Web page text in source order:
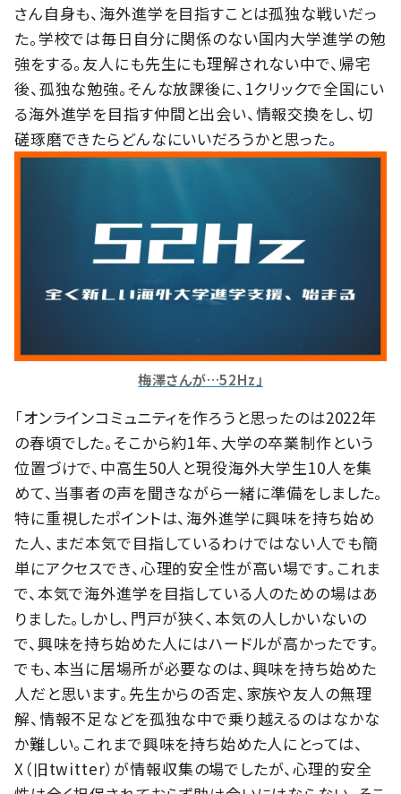
さん自身も、海外進学を目指すことは孤独な戦いだっ
た。学校では毎日自分に関係のない国内大学進学の勉
強をする。友人にも先生にも理解されない中で、帰宅
後、孤独な勉強。そんな放課後に、1クリックで全国にい
る海外進学を目指す仲間と出会い、情報交換をし、切
磋琢磨できたらどんなにいいだろうかと思った。
梅澤さんが…52Hz」
「オンラインコミュニティを作ろうと思ったのは2022年
の春頃でした。そこから約1年、大学の卒業制作という
位置づけで、中高生50人と現役海外大学生10人を集
めて、当事者の声を聞きながら一緒に準備をしました。
特に重視したポイントは、海外進学に興味を持ち始め
た人、まだ本気で目指しているわけではない人でも簡
単にアクセスでき、心理的安全性が高い場です。これま
で、本気で海外進学を目指している人のための場はあ
りました。しかし、門戸が狭く、本気の人しかいないの
で、興味を持ち始めた人にはハードルが高かったです。
でも、本当に居場所が必要なのは、興味を持ち始めた
人だと思います。先生からの否定、家族や友人の無理
解、情報不足などを孤独な中で乗り越えるのはなかな
か難しい。これまで興味を持ち始めた人にとっては、
X（旧twitter）が情報収集の場でしたが、心理的安全